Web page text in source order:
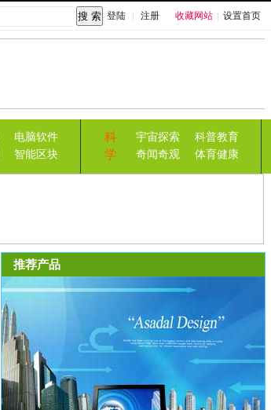
收藏网站 设置首页
登陆 注册
电脑软件
智能区块
科
学
宇宙探索
科普教育
奇闻奇观
体育健康
推荐产品